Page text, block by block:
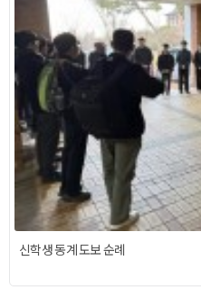
신학생 동계 도보 순례